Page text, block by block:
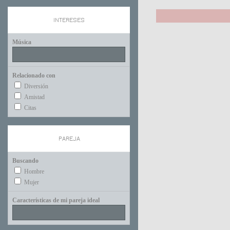
INTERESES
Música
Relacionado con
Diversión
Amistad
Citas
PAREJA
Buscando
Hombre
Mujer
Características de mi pareja ideal